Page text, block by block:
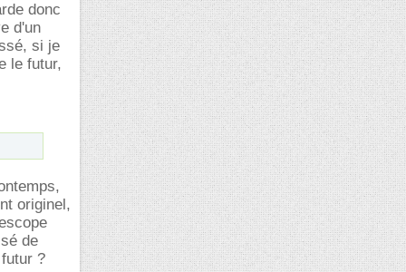
donc
d'un
si je
le futur,
originel,
de
?